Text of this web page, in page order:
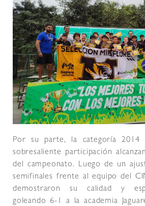
Por su parte, la categoría 2014
sobresaliente participación
del campeonato. Luego de un
semifinales frente al equipo del
demostraron su calidad y
goleando 6-1 a la academia